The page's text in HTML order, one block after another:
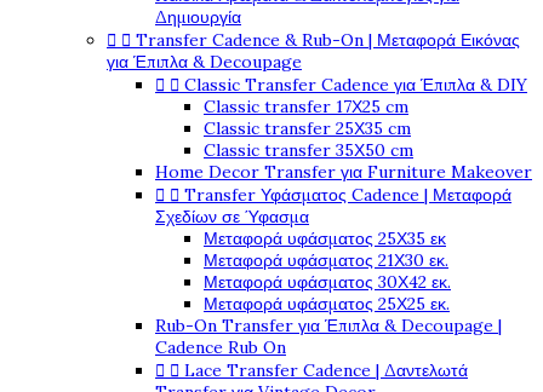
Δημιουργία
  Transfer Cadence & Rub-On | Μεταφορά Εικόνας
για Έπιπλα & Decoupage
  Classic Transfer Cadence για Έπιπλα & DIY
Classic transfer 17Χ25 cm
Classic transfer 25Χ35 cm
Classic transfer 35Χ50 cm
Home Decor Transfer για Furniture Makeover
  Transfer Υφάσματος Cadence | Μεταφορά
Σχεδίων σε Ύφασμα
Μεταφορά υφάσματος 25Χ35 εκ
Μεταφορά υφάσματος 21Χ30 εκ.
Μεταφορά υφάσματος 30Χ42 εκ.
Μεταφορά υφάσματος 25Χ25 εκ.
Rub-On Transfer για Έπιπλα & Decoupage |
Cadence Rub On
  Lace Transfer Cadence | Δαντελωτά